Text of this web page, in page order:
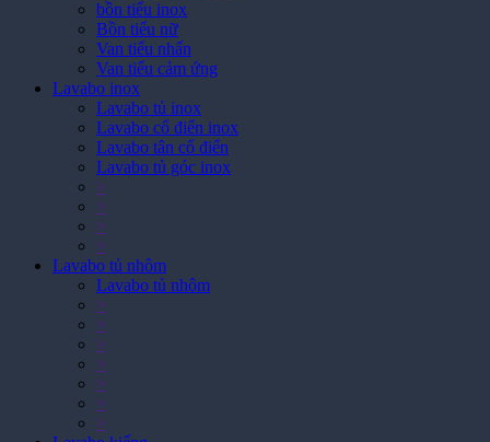
Vách ngăn bồn tiểu
bồn tiểu inox
Bồn tiểu nữ
Van tiểu nhấn
Van tiểu cảm ứng
Lavabo inox
Lavabo tủ inox
Lavabo cổ điển inox
Lavabo tân cổ điển
Lavabo tủ góc inox
>
>
>
>
Lavabo tủ nhôm
Lavabo tủ nhôm
>
>
>
>
>
>